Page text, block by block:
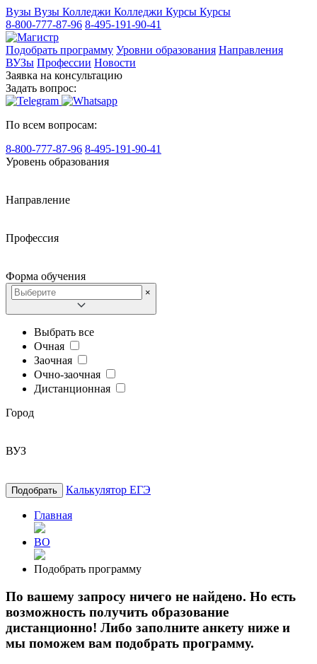
Вузы Вузы Колледжи Колледжи Курсы Курсы
8-800-777-87-96 8-495-191-90-41
Подобрать программу Уровни образования Направления
ВУЗы Профессии Новости
Заявка на консультацию
Задать вопрос:
По всем вопросам:
8-800-777-87-96 8-495-191-90-41
Уровень образования
Направление
Профессия
Форма обучения
×
Выбрать все
Очная
Заочная
Очно-заочная
Дистанционная
Город
ВУЗ
Подобрать Калькулятор ЕГЭ
Главная
ВО
Подобрать программу
По вашему запросу ничего не найдено. Но есть
возможность получить образование
дистанционно! Либо заполните анкету ниже и
мы поможем вам подобрать программу.